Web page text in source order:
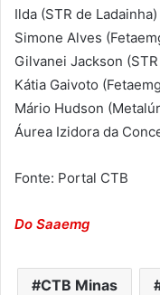
Ilda (STR de Ladainha)
Simone Alves
Gilvanei Jackson
Kátia Gaivoto
Mário Hudson
Áurea Izidora da
Fonte: Portal CTB
Do Saaemg
CTB Minas